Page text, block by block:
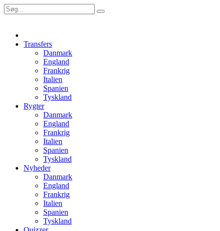
Transfers
Danmark
England
Frankrig
Italien
Spanien
Tyskland
Rygter
Danmark
England
Frankrig
Italien
Spanien
Tyskland
Nyheder
Danmark
England
Frankrig
Italien
Spanien
Tyskland